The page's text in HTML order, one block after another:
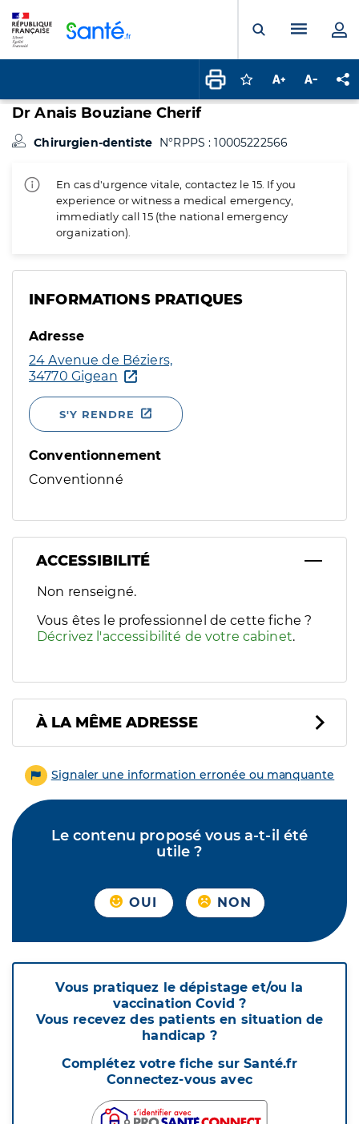
Ouvrir laMenu
Connectez-vous
Augmenter la
Dr Anais Bouziane Cherif
Chirurgien-dentiste N°RPPS : 10005222566
En cas d'urgence vitale, contactez le 15. If you
experience or witness a medical emergency,
immediatly call 15 (the national emergency
organization).
INFORMATIONS PRATIQUES
Adresse
24 Avenue de Béziers,
34770 Gigean
S'Y RENDRE
Conventionnement
Conventionné
ACCESSIBILITÉ
Filtres
Sélectionnez un ou plusieurs handicaps/besoins
Non renseigné.
Vous êtes le professionnel de cette fiche ?
Décrivez l'accessibilité de votre cabinet.
À LA MÊME ADRESSE
Signaler une information erronée ou manquante
Le contenu proposé vous a-t-il été
utile ?
OUI NON
Vous pratiquez le dépistage et/ou la
vaccination Covid ?
Vous recevez des patients en situation de
handicap ?
Complétez votre fiche sur Santé.fr
Connectez-vous avec